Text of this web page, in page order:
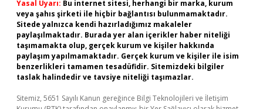
Yasal Uyarı: Bu internet sitesi, herhangi bir marka, kurum
veya şahıs şirketi ile hiçbir bağlantısı bulunmamaktadır.
Sitede yalnızca kendi hazırladığımız makaleler
paylaşılmaktadır. Burada yer alan içerikler haber niteliği
taşımamakta olup, gerçek kurum ve kişiler hakkında
paylaşım yapılmamaktadır. Gerçek kurum ve kişiler ile isim
benzerlikleri tamamen tesadüfidir. Sitemizdeki bilgiler
taslak halindedir ve tavsiye niteliği taşımazlar.
Sitemiz, 5651 Sayılı Kanun gereğince Bilgi Teknolojileri ve İletişim